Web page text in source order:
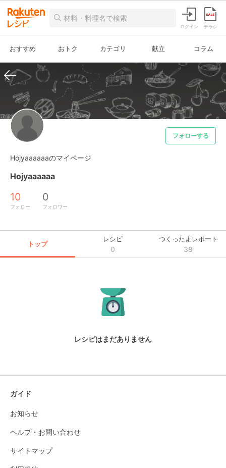
ログイン チラシ
おすすめ おトク カテゴリ 献立 コラム
フォローする
Hojyaaaaaaのマイページ
Hojyaaaaaa
10
フォロー
0
フォロワー
トップ
レシピ
0
つくったよレポート
38
レシピはまだありません
ガイド
お知らせ
ヘルプ・お問い合わせ
サイトマップ